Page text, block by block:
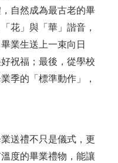
自然成為最古老的畢
花」與「華」諧音，
業生送上一束向日
祝福；最後，從學校
季的「標準動作」，
送禮不只是儀式，更
度的畢業禮物，能讓